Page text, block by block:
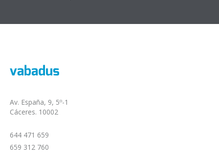
Av. España, 9, 5º-1
Cáceres. 10002
644 471 659
659 312 760